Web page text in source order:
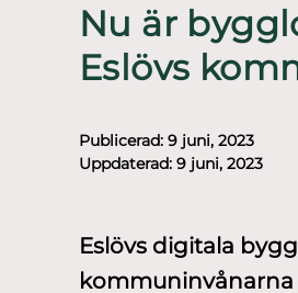
Nu är
Eslövs
Publicerad: 9 juni, 2023
Uppdaterad: 9 juni, 2023
Eslövs digitala
kommuninvånarna